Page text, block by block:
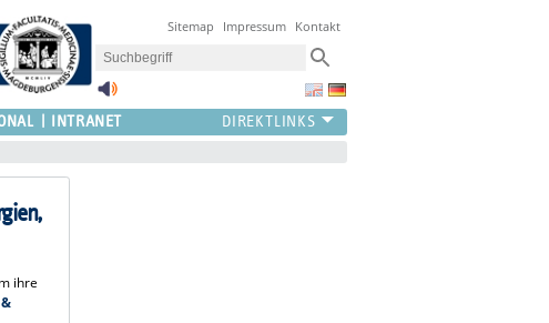
Sitemap Impressum Kontakt
INTRANET
ihre